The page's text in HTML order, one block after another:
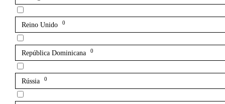
Reino Unido 0
República Dominicana 0
Rússia 0